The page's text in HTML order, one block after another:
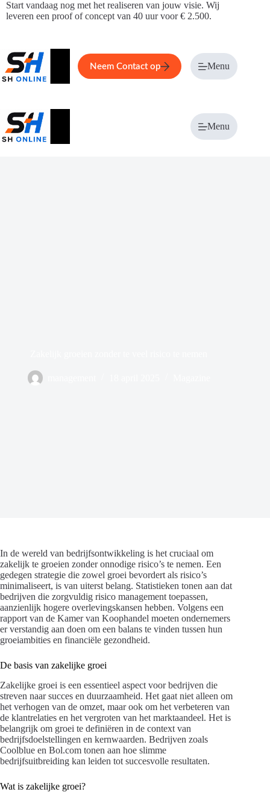
Ga
naar
Start vandaag nog met het realiseren van jouw visie. Wij
leveren een proof of concept van 40 uur voor € 2.500.
Home Service Over ons
Neem Contact op Menu
Menu
In de wereld van bedrijfsontwikkeling is het cruciaal om
zakelijk te groeien zonder onnodige risico’s te nemen. Een
gedegen strategie die zowel groei bevordert als risico’s
minimaliseert, is van uiterst belang. Statistieken tonen aan dat
bedrijven die zorgvuldig risico management toepassen,
aanzienlijk hogere overlevingskansen hebben. Volgens een
rapport van de Kamer van Koophandel moeten ondernemers
er verstandig aan doen om een balans te vinden tussen hun
groeiambities en financiële gezondheid.
De basis van zakelijke groei
Zakelijke groei is een essentieel aspect voor bedrijven die
streven naar succes en duurzaamheid. Het gaat niet alleen om
het verhogen van de omzet, maar ook om het verbeteren van
de klantrelaties en het vergroten van het marktaandeel. Het is
belangrijk om groei te definiëren in de context van
bedrijfsdoelstellingen en kernwaarden. Bedrijven zoals
Coolblue en Bol.com tonen aan hoe slimme
bedrijfsuitbreiding kan leiden tot succesvolle resultaten.
Wat is zakelijke groei?